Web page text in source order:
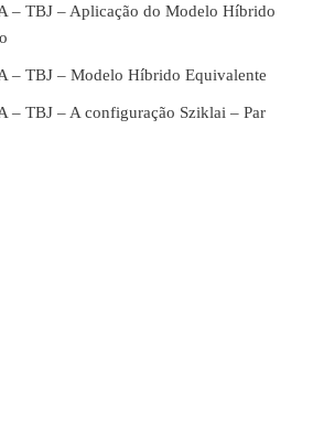
– TBJ – Aplicação do Modelo Híbrido
– TBJ – Modelo Híbrido Equivalente
– TBJ – A configuração Sziklai – Par